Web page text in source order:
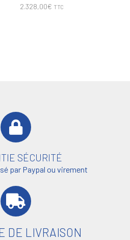
2.328,00€ TTC
SÉCURITÉ
par Paypal ou virement
DE LIVRAISON